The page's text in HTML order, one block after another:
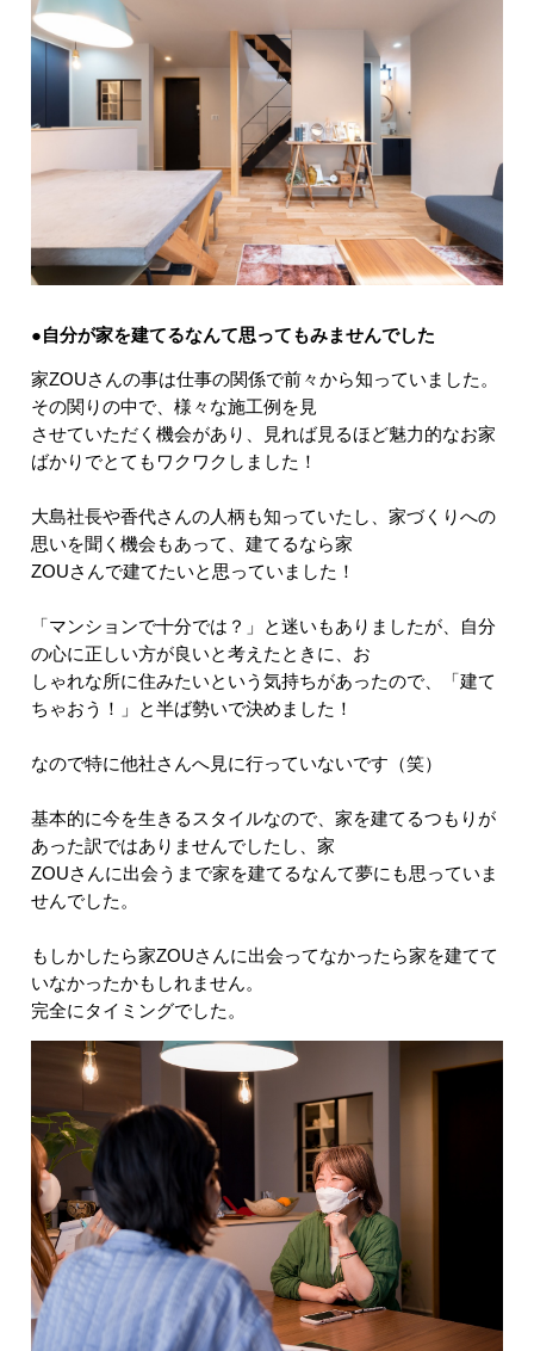
●自分が家を建てるなんて思ってもみませんでした
家ZOUさんの事は仕事の関係で前々から知っていました。
その関りの中で、様々な施工例を見
させていただく機会があり、見れば見るほど魅力的なお家
ばかりでとてもワクワクしました！
大島社長や香代さんの人柄も知っていたし、家づくりへの
思いを聞く機会もあって、建てるなら家
ZOUさんで建てたいと思っていました！
「マンションで十分では？」と迷いもありましたが、自分
の心に正しい方が良いと考えたときに、お
しゃれな所に住みたいという気持ちがあったので、「建て
ちゃおう！」と半ば勢いで決めました！
なので特に他社さんへ見に行っていないです（笑）
基本的に今を生きるスタイルなので、家を建てるつもりが
あった訳ではありませんでしたし、家
ZOUさんに出会うまで家を建てるなんて夢にも思っていま
せんでした。
もしかしたら家ZOUさんに出会ってなかったら家を建てて
いなかったかもしれません。
完全にタイミングでした。